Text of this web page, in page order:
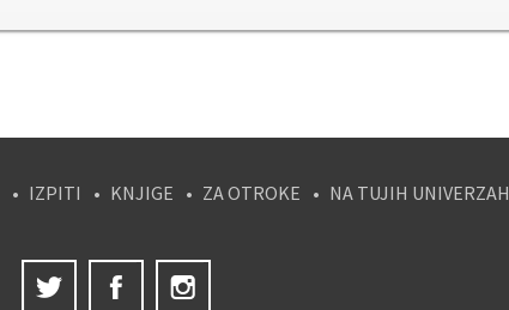
IZPITI KNJIGE ZA OTROKE NA TUJIH UNIVERZAH
Twitter Facebook